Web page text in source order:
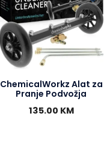
k
ChemicalWorkz Alat za
Pranje Podvožja
135.00 KM